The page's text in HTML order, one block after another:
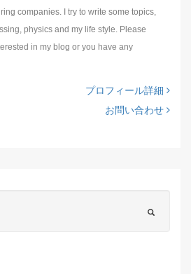
companies. I try to write some topics,
physics and my life style. Please
in my blog or you have any
プロフィール詳細
お問い合わせ